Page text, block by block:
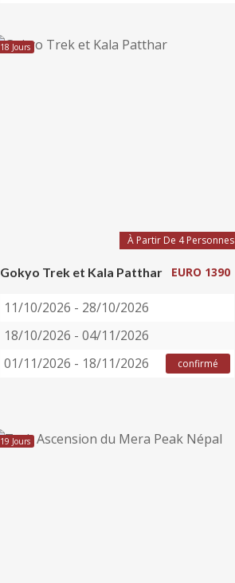
18 Jours
À Partir De 4 Personnes
Gokyo Trek et Kala Patthar EURO 1390
11/10/2026 - 28/10/2026
18/10/2026 - 04/11/2026
01/11/2026 - 18/11/2026
confirmé
19 Jours